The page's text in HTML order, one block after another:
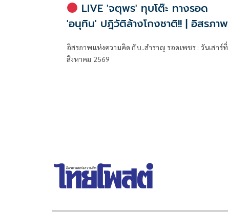
LIVE 'จตุพร' ทุบโต๊ะ ทางรอด
'อนุทิน' ปฎิวัติล้างโกงชาติ!! | อิสรภาพ
อิสรภาพแห่งความคิด กับ..สำราญ รอดเพชร : วันเสาร์ที่
สิงหาคม 2569